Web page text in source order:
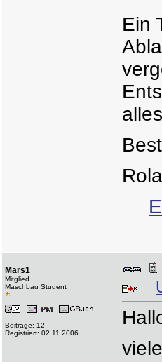
Ein
Mars1
Mitglied
Maschbau Student
Beiträge: 12
Registriert: 02.11.2006